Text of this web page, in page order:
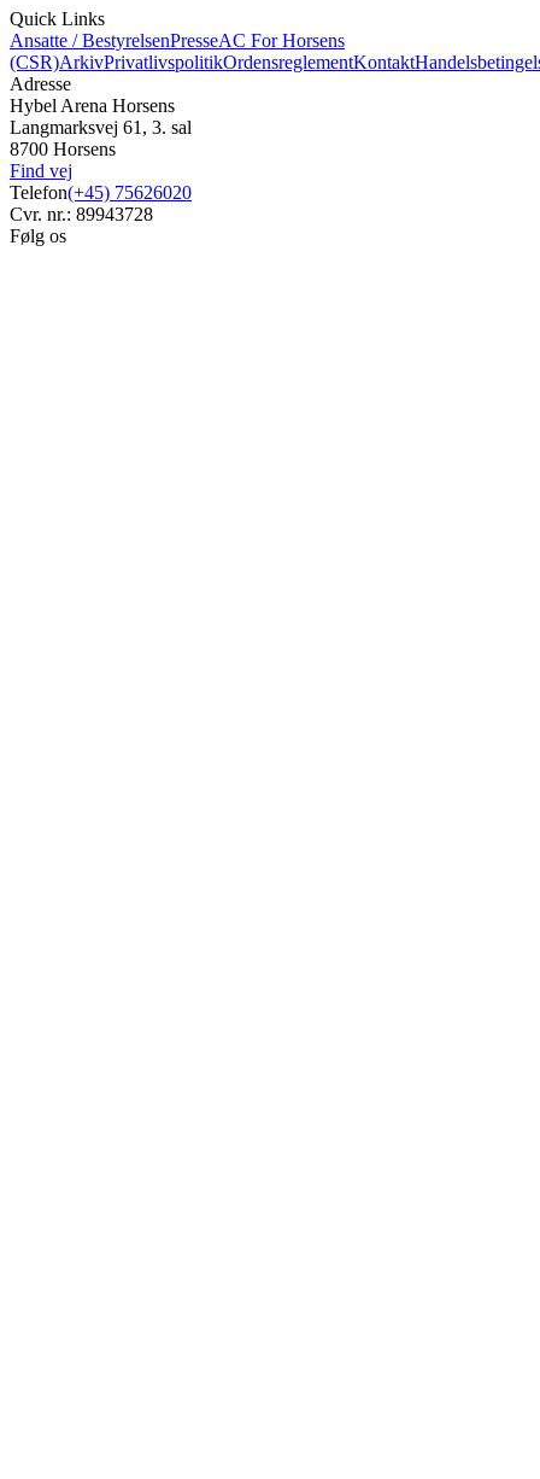
Quick Links
Ansatte / BestyrelsenPresseAC For Horsens
(CSR)ArkivPrivatlivspolitikOrdensreglementKontakt
Adresse
Hybel Arena Horsens
Langmarksvej 61, 3. sal
8700 Horsens
Find vej
Telefon(+45) 75626020
Cvr. nr.: 89943728
Følg os